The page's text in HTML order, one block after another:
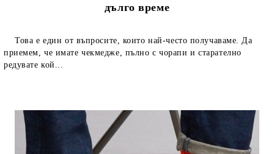
дълго време
Това е един от въпросите, които най-често получаваме. Да
приемем, че имате чекмедже, пълно с чорапи и старателно
редувате кой...